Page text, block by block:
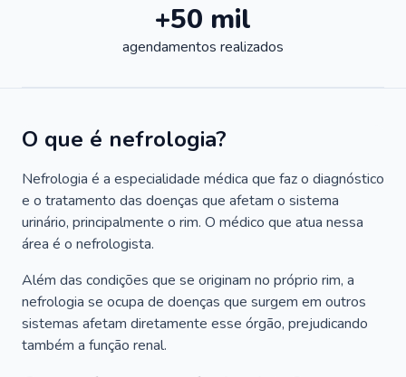
+50 mil
agendamentos realizados
O que é nefrologia?
Nefrologia é a especialidade médica que faz o diagnóstico
e o tratamento das doenças que afetam o sistema
urinário, principalmente o rim. O médico que atua nessa
área é o nefrologista.
Além das condições que se originam no próprio rim, a
nefrologia se ocupa de doenças que surgem em outros
sistemas afetam diretamente esse órgão, prejudicando
também a função renal.